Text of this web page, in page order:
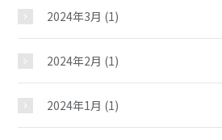
じどうかんだより
イベント
スケジュール
2024年3月 (1)
2024年2月 (1)
2024年1月 (1)